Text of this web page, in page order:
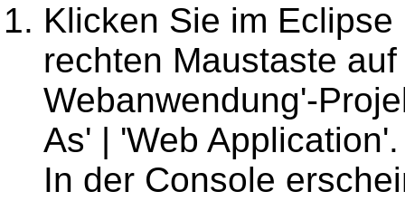
Klicken Sie im
rechten Maustaste
Webanwendung'-
As' | 'Web Application'.
In der Console